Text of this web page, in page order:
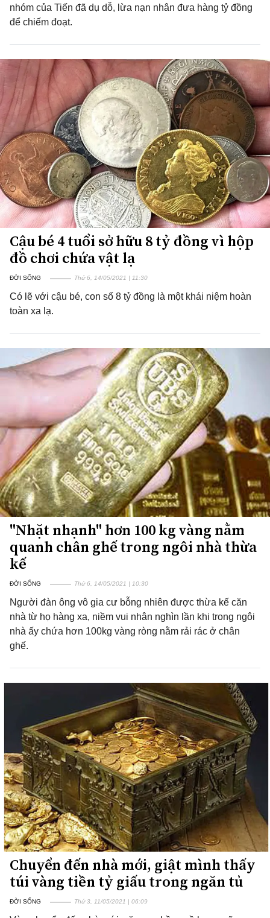
nhóm của Tiến đã dụ dỗ, lừa nạn nhân đưa hàng tỷ đồng
để chiếm đoạt.
Cậu bé 4 tuổi sở hữu 8 tỷ đồng vì hộp
đồ chơi chứa vật lạ
ĐỜI SỐNG Thứ 6, 14/05/2021 | 11:30
Có lẽ với cậu bé, con số 8 tỷ đồng là một khái niệm hoàn
toàn xa lạ.
"Nhặt nhạnh" hơn 100 kg vàng nằm
quanh chân ghế trong ngôi nhà thừa
kế
ĐỜI SỐNG Thứ 6, 14/05/2021 | 10:30
Người đàn ông vô gia cư bỗng nhiên được thừa kế căn
nhà từ họ hàng xa, niềm vui nhân nghìn lần khi trong ngôi
nhà ấy chứa hơn 100kg vàng ròng nằm rải rác ở chân
ghế.
Chuyển đến nhà mới, giật mình thấy
túi vàng tiền tỷ giấu trong ngăn tủ
ĐỜI SỐNG Thứ 3, 11/05/2021 | 06:09